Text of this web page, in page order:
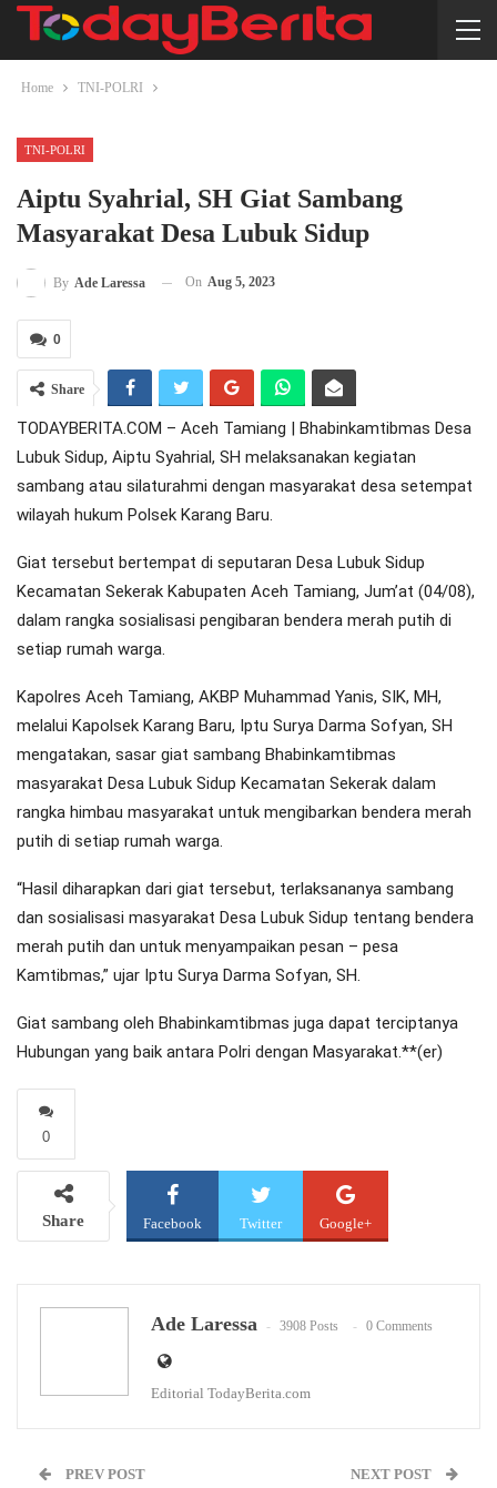
Home TNI-POLRI
TNI-POLRI
Aiptu Syahrial, SH Giat Sambang
Masyarakat Desa Lubuk Sidup
By Ade Laressa On Aug 5, 2023
0
Share
TODAYBERITA.COM – Aceh Tamiang | Bhabinkamtibmas Desa
Lubuk Sidup, Aiptu Syahrial, SH melaksanakan kegiatan
sambang atau silaturahmi dengan masyarakat desa setempat
wilayah hukum Polsek Karang Baru.
Giat tersebut bertempat di seputaran Desa Lubuk Sidup
Kecamatan Sekerak Kabupaten Aceh Tamiang, Jum’at (04/08),
dalam rangka sosialisasi pengibaran bendera merah putih di
setiap rumah warga.
Kapolres Aceh Tamiang, AKBP Muhammad Yanis, SIK, MH,
melalui Kapolsek Karang Baru, Iptu Surya Darma Sofyan, SH
mengatakan, sasar giat sambang Bhabinkamtibmas
masyarakat Desa Lubuk Sidup Kecamatan Sekerak dalam
rangka himbau masyarakat untuk mengibarkan bendera merah
putih di setiap rumah warga.
“Hasil diharapkan dari giat tersebut, terlaksananya sambang
dan sosialisasi masyarakat Desa Lubuk Sidup tentang bendera
merah putih dan untuk menyampaikan pesan – pesa
Kamtibmas,” ujar Iptu Surya Darma Sofyan, SH.
Giat sambang oleh Bhabinkamtibmas juga dapat terciptanya
Hubungan yang baik antara Polri dengan Masyarakat.**(er)
0
Share Facebook Twitter Google+
Ade Laressa 3908 Posts 0 Comments
Editorial TodayBerita.com
PREV POST NEXT POST